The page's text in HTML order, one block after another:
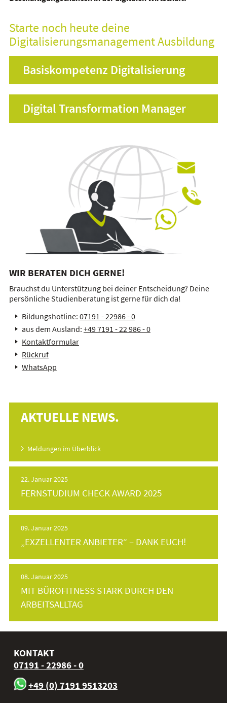
Starte noch heute deine
Digitalisierungsmanagement Ausbildung
Basiskompetenz Digitalisierung
Digital Transformation Manager
WIR BERATEN DICH GERNE!
Brauchst du Unterstützung bei deiner Entscheidung? Deine
persönliche Studienberatung ist gerne für dich da!
Bildungshotline: 07191 - 22986 - 0
aus dem Ausland: +49 7191 - 22 986 - 0
Kontaktformular
Rückruf
WhatsApp
AKTUELLE NEWS.
Meldungen im Überblick
22. Januar 2025
FERNSTUDIUM CHECK AWARD 2025
09. Januar 2025
„EXZELLENTER ANBIETER“ – DANK EUCH!
08. Januar 2025
MIT BÜROFITNESS STARK DURCH DEN
ARBEITSALLTAG
KONTAKT
07191 - 22986 - 0
+49 (0) 7191 9513203